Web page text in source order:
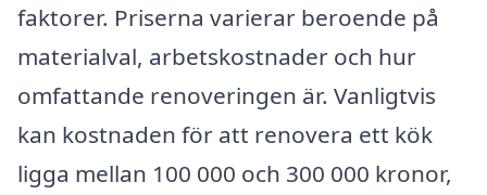
faktorer. Priserna varierar beroende på
materialval, arbetskostnader och hur
omfattande renoveringen är. Vanligtvis
kan kostnaden för att renovera ett kök
ligga mellan 100 000 och 300 000 kronor,